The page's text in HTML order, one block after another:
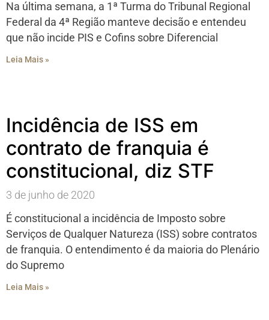
Na última semana, a 1ª Turma do Tribunal Regional
Federal da 4ª Região manteve decisão e entendeu
que não incide PIS e Cofins sobre Diferencial
Leia Mais »
Incidência de ISS em
contrato de franquia é
constitucional, diz STF
3 de junho de 2020
É constitucional a incidência de Imposto sobre
Serviços de Qualquer Natureza (ISS) sobre contratos
de franquia. O entendimento é da maioria do Plenário
do Supremo
Leia Mais »